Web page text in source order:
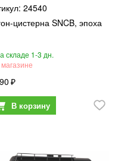
24540
цистерна SNCB, эпоха